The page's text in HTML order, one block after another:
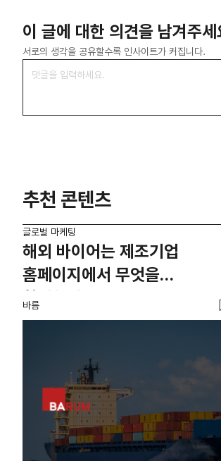
이 글에 대한 의견을 남겨주세
서로의 생각을 공유할수록 인사이트가 커집니다.
추천 콘텐츠
글로벌 마케팅
해외 바이어는 제조기업
홈페이지에서 무엇을
확인할까?
바름